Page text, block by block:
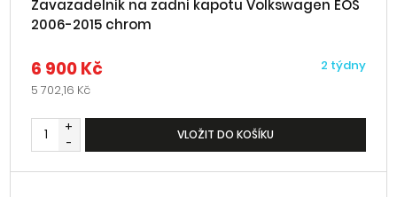
Zavazadelník na zadní kapotu Volkswagen EOS
2006-2015 chrom
6 900 Kč
5 702,16 Kč
2 týdny
+
-
VLOŽIT DO KOŠÍKU